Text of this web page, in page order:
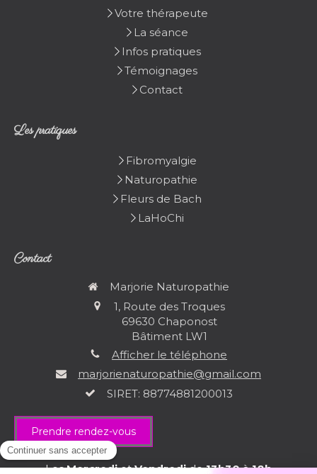
Votre thérapeute
La séance
Infos pratiques
Témoignages
Contact
Les pratiques
Fibromyalgie
Naturopathie
Fleurs de Bach
LaHoChi
Contact
Marjorie Naturopathie
1, Route des Troques
69630 Chaponost
Bâtiment LW1
Afficher le téléphone
marjorienaturopathie@gmail.com
SIRET: 88774881200013
Prendre rendez-vous
LesMercredietVendredide13h30à18h